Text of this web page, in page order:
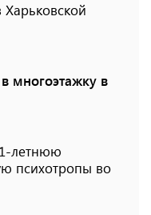
многоэтажку в
летнюю
психотропы во